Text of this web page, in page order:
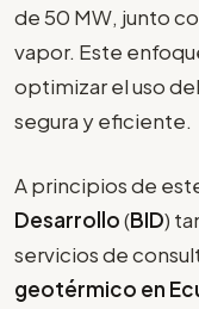
de 50 MW, junto
vapor. Este
optimizar el uso del
segura y eficiente.
A principios de
Desarrollo(BID)
servicios de
geotérmico en